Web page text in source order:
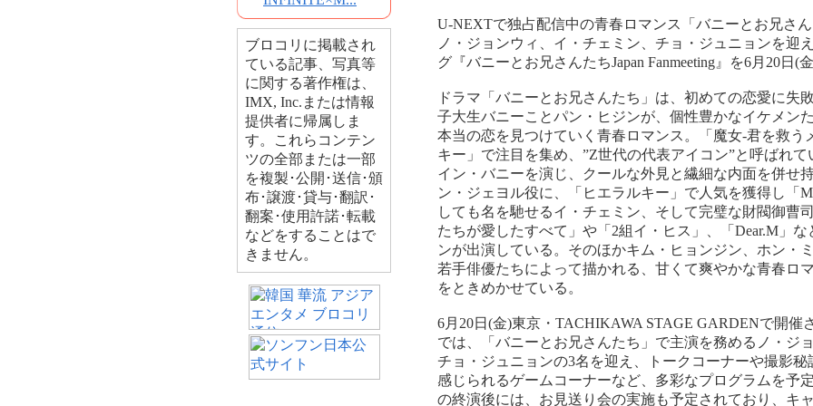
ブロコリに掲載され
ている記事、写真等
に関する著作権は、
IMX, Inc.または情報
提供者に帰属しま
す。これらコンテン
ツの全部または一部
を複製･公開･送信･頒
布･譲渡･貸与･翻訳･
翻案･使用許諾･転載
などをすることはで
きません。
U-NEXTで独占配信中の青春ロマンス「バニーとお兄さ
ノ・ジョンウィ、イ・チェミン、チョ・ジュニョンを迎
グ『バニーとお兄さんたちJapan Fanmeeting』を6月20日(
ドラマ「バニーとお兄さんたち」は、初めての恋愛に失
子大生バニーことパン・ヒジンが、個性豊かなイケメン
本当の恋を見つけていく青春ロマンス。「魔女-君を救う
キー」で注目を集め、”Z世代の代表アイコン”と呼ばれ
イン・バニーを演じ、クールな外見と繊細な内面を併せ
ン・ジェヨル役に、「ヒエラルキー」で人気を獲得し「
しても名を馳せるイ・チェミン、そして完璧な財閥御曹
たちが愛したすべて」や「2組イ・ヒス」、「Dear.M」
ンが出演している。そのほかキム・ヒョンジン、ホン・
若手俳優たちによって描かれる、甘くて爽やかな青春ロ
をときめかせている。
6月20日(金)東京・TACHIKAWA STAGE GARDENで開催
では、「バニーとお兄さんたち」で主演を務めるノ・ジ
チョ・ジュニョンの3名を迎え、トークコーナーや撮影
感じられるゲームコーナーなど、多彩なプログラムを予
の終演後には、お見送り会の実施も予定されており、キ